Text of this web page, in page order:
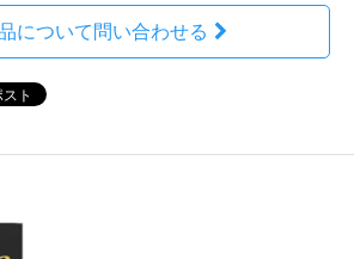
について問い合わせる